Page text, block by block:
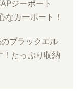
ジーポート
カーポート！
ブラックエル
たっぷり収納